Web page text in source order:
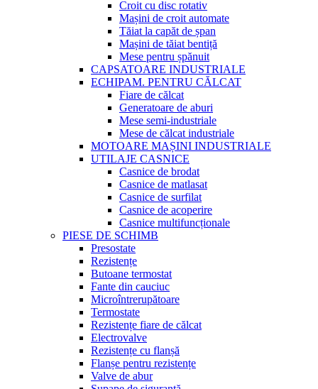
Croit cu disc rotativ
Mașini de croit automate
Tăiat la capăt de șpan
Mașini de tăiat bentiță
Mese pentru șpănuit
CAPSATOARE INDUSTRIALE
ECHIPAM. PENTRU CĂLCAT
Fiare de călcat
Generatoare de aburi
Mese semi-industriale
Mese de călcat industriale
MOTOARE MAȘINI INDUSTRIALE
UTILAJE CASNICE
Casnice de brodat
Casnice de matlasat
Casnice de surfilat
Casnice de acoperire
Casnice multifuncționale
PIESE DE SCHIMB
Presostate
Rezistențe
Butoane termostat
Fante din cauciuc
Microîntrerupătoare
Termostate
Rezistențe fiare de călcat
Electrovalve
Rezistențe cu flanșă
Flanșe pentru rezistențe
Valve de abur